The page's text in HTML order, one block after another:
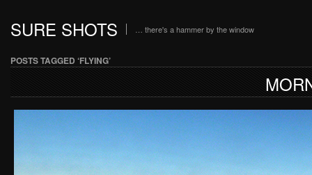
SURE SHOTS … there's a hammer by the window
POSTS TAGGED ‘FLYING’